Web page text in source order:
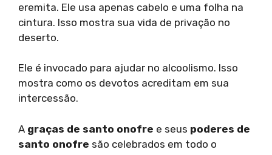
eremita. Ele usa apenas cabelo e uma folha na
cintura. Isso mostra sua vida de privação no
deserto.
Ele é invocado para ajudar no alcoolismo. Isso
mostra como os devotos acreditam em sua
intercessão.
A graças de santo onofre e seus poderes de
santo onofre são celebrados em todo o